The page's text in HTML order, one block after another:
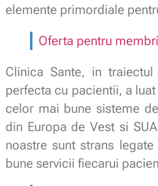
elemente primordiale
Oferta pentru
Clinica Sante, in
perfecta cu pacientii, a
celor mai bune sisteme
din Europa de Vest si
noastre sunt strans
bune servicii fiecarui